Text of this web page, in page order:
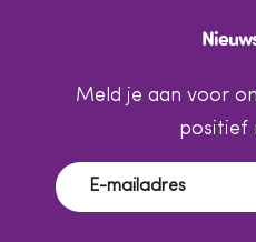
Meld je aan voor
positief